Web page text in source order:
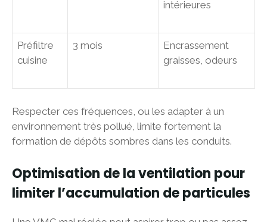
intérieures
Préfiltre
cuisine
3 mois
Encrassement
graisses, odeurs
Respecter ces fréquences, ou les adapter à un
environnement très pollué, limite fortement la
formation de dépôts sombres dans les conduits.
Optimisation de la ventilation pour
limiter l’accumulation de particules